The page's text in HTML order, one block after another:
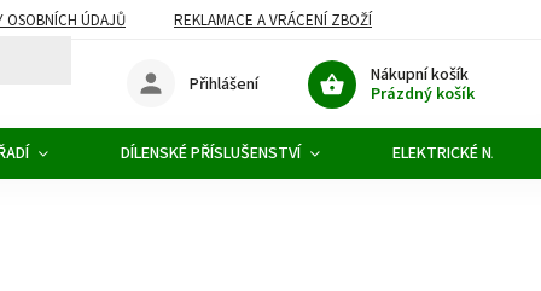
OSOBNÍCH ÚDAJŮ
REKLAMACE A VRÁCENÍ ZBOŽÍ
Nákupní košík
Prázdný košík
Přihlášení
DÍLENSKÉ PŘÍSLUŠENSTVÍ ELEKTRICKÉ NÁŘADÍ